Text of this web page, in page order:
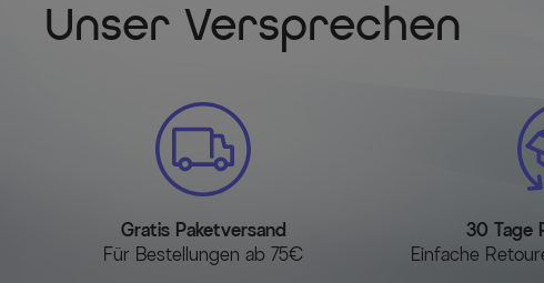
Unser Versprechen
Gratis Paketversand
Für Bestellungen ab 75€
30 Tage
Einfache